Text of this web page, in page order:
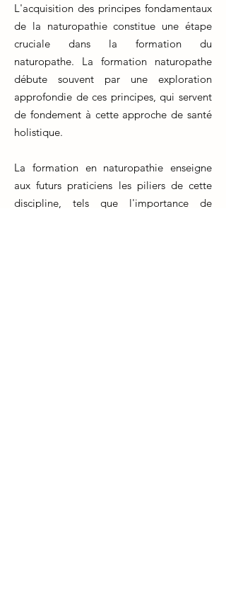
L'acquisition des principes fondamentaux
de la naturopathie constitue une étape
cruciale dans la formation du
naturopathe. La formation naturopathe
débute souvent par une exploration
approfondie de ces principes, qui servent
de fondement à cette approche de santé
holistique.
La formation en naturopathie enseigne
aux futurs praticiens les piliers de cette
discipline, tels que l'importance de